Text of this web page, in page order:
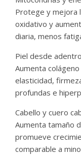
Protege y mejora
oxidativo y
diaria, menos
Piel desde
Aumenta
elasticidad,
profundas e
Cabello y cuero
Aumenta tamaño
promueve
comparable a